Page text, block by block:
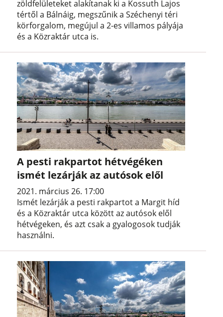
zöldfelületeket alakítanak ki a Kossuth Lajos
tértől a Bálnáig, megszűnik a Széchenyi téri
körforgalom, megújul a 2-es villamos pályája
és a Közraktár utca is.
A pesti rakpartot hétvégéken
ismét lezárják az autósok elől
2021. március 26. 17:00
Ismét lezárják a pesti rakpartot a Margit híd
és a Közraktár utca között az autósok elől
hétvégeken, és azt csak a gyalogosok tudják
használni.